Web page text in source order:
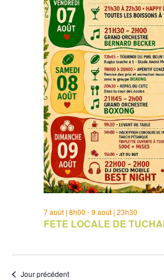
FETE LOCALE DE
7 août | 8h00 -9 août | 23h30
Jour précédent